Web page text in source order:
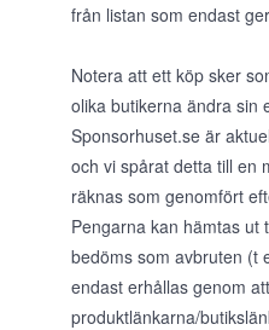
från listan som endast
Notera att ett köp sker
olika butikerna ändra sin
Sponsorhuset.se är
och vi spårat detta till en
räknas som genomfört
Pengarna kan hämtas ut
bedöms som avbruten (t
endast erhållas genom
produktlänkarna/